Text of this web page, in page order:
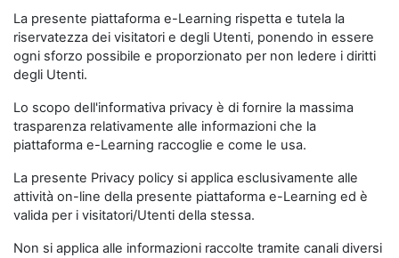
La presente piattaforma e-Learning rispetta e tutela la
riservatezza dei visitatori e degli Utenti, ponendo in essere
ogni sforzo possibile e proporzionato per non ledere i diritti
degli Utenti.
Lo scopo dell'informativa privacy è di fornire la massima
trasparenza relativamente alle informazioni che la
piattaforma e-Learning raccoglie e come le usa.
La presente Privacy policy si applica esclusivamente alle
attività on-line della presente piattaforma e-Learning ed è
valida per i visitatori/Utenti della stessa.
Non si applica alle informazioni raccolte tramite canali diversi